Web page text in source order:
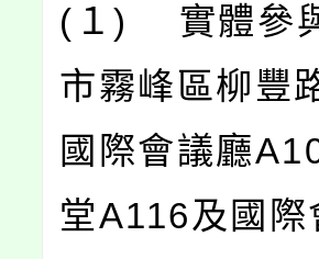
(１) 實體參
市霧峰區柳豐
國際會議廳
堂A116及國